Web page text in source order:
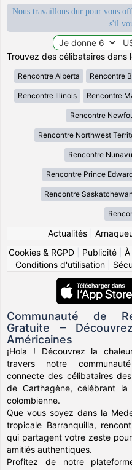
Nous travaillons dur pour vous
s'il
Trouvez des célibataires dans
Rencontre Alberta Rencontre
Rencontre Illinois Rencontre
Rencontre
Rencontre Northwest
Rencontre
Rencontre Prince
Rencontre Saskatchewan
Actualités|
Cookies & RGPD
Publicité
Conditions d'utilisation|
Communauté de
Gratuite –
Américaines
¡Hola ! Découvrez la
travers notre
connecte des célibataires
de Carthagène, célébrant
colombienne.
Que vous soyez dans la
tropicale Barranquilla,
qui partagent votre zeste
amitiés authentiques.
Profitez de notre